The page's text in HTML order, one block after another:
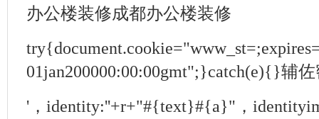
办公楼装修成都办公楼装修
01jan200000:00:00gmt";}catch(e){}辅
'，identity:''+r+"#{text}#{a}"，